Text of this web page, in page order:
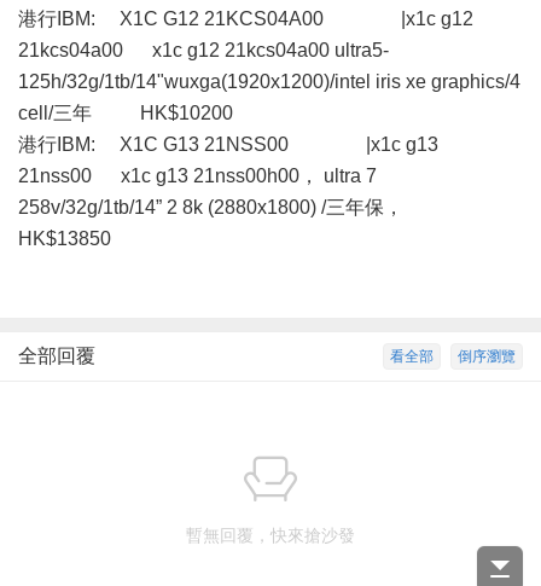
港行IBM: X1C G12 21KCS04A00 |x1c g12
21kcs04a00 x1c g12 21kcs04a00 ultra5-
125h/32g/1tb/14"wuxga(1920x1200)/intel iris xe graphics/4
cell/三年 HK$10200
港行IBM: X1C G13 21NSS00 |x1c g13
21nss00 x1c g13 21nss00h00， ultra 7
258v/32g/1tb/14” 2 8k (2880x1800) /三年保，
HK$13850
倒序瀏覽
看全部
全部回覆
暫無回覆，快來搶沙發